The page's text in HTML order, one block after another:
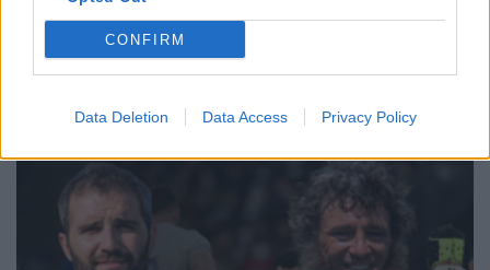
CONFIRM
Data Deletion Data Access Privacy Policy